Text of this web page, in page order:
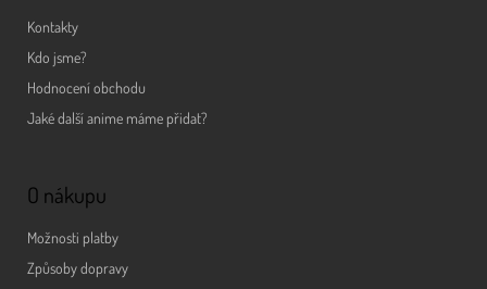
Kontakty
Kdo jsme?
Hodnocení obchodu
Jaké další anime máme přidat?
O nákupu
Možnosti platby
Způsoby dopravy